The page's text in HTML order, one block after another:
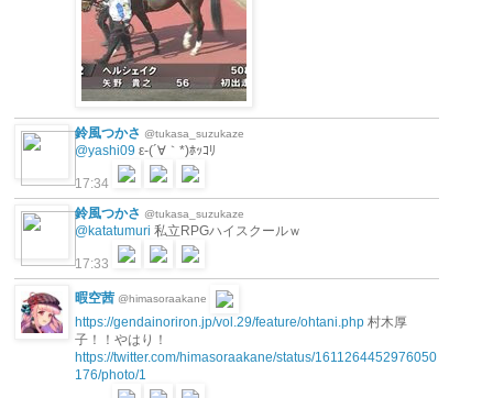
鈴風つかさ @tukasa_suzukaze
@yashi09 ε-(´∀｀*)ﾎｯｺﾘ
17:34
鈴風つかさ @tukasa_suzukaze
@katatumuri 私立RPGハイスクールｗ
17:33
暇空茜 @himasoraakane
https://gendainoriron.jp/vol.29/feature/ohtani.php 村木厚
子！！やはり！
https://twitter.com/himasoraakane/status/1611264452976050
176/photo/1